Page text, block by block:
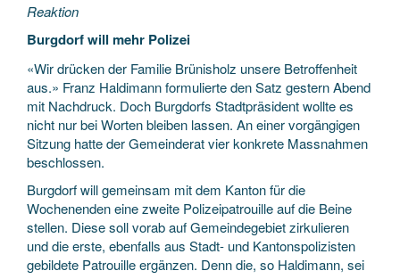
Reaktion
Burgdorf will mehr Polizei
«Wir drücken der Familie Brünisholz unsere Betroffenheit
aus.» Franz Haldimann formulierte den Satz gestern Abend
mit Nachdruck. Doch Burgdorfs Stadtpräsident wollte es
nicht nur bei Worten bleiben lassen. An einer vorgängigen
Sitzung hatte der Gemeinderat vier konkrete Massnahmen
beschlossen.
Burgdorf will gemeinsam mit dem Kanton für die
Wochenenden eine zweite Polizeipatrouille auf die Beine
stellen. Diese soll vorab auf Gemeindegebiet zirkulieren
und die erste, ebenfalls aus Stadt- und Kantonspolizisten
gebildete Patrouille ergänzen. Denn die, so Haldimann, sei